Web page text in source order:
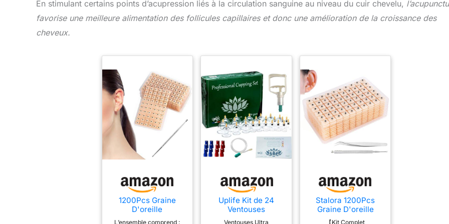
En stimulant certains points d’acupression liés à la circulation sanguine au niveau du cuir chevelu,
favorise une meilleure alimentation des follicules capillaires et donc une amélioration de la croissance des
cheveux.
1200Pcs Graine
D'oreille
D'acupuncture,ear
L’ensemble comprend :
Uplife Kit de 24
Ventouses
Thérapeutiques -
Ventouses Ultra
Stalora 1200Pcs
Graine D'oreille
Acupuncture Kit,
【Kit Complet